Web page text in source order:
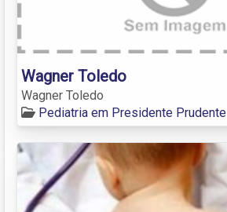
Wagner Toledo
Wagner Toledo
Pediatria em Presidente Prudente